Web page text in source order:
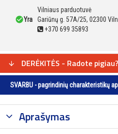
Yra
Vilniaus parduotuvė
Gariūnų g. 57A/25, 02300
+370 699 35893
DERĖKITĖS - Radote pigiau?
SVARBU - pagrindinių charakteristikų
Aprašymas